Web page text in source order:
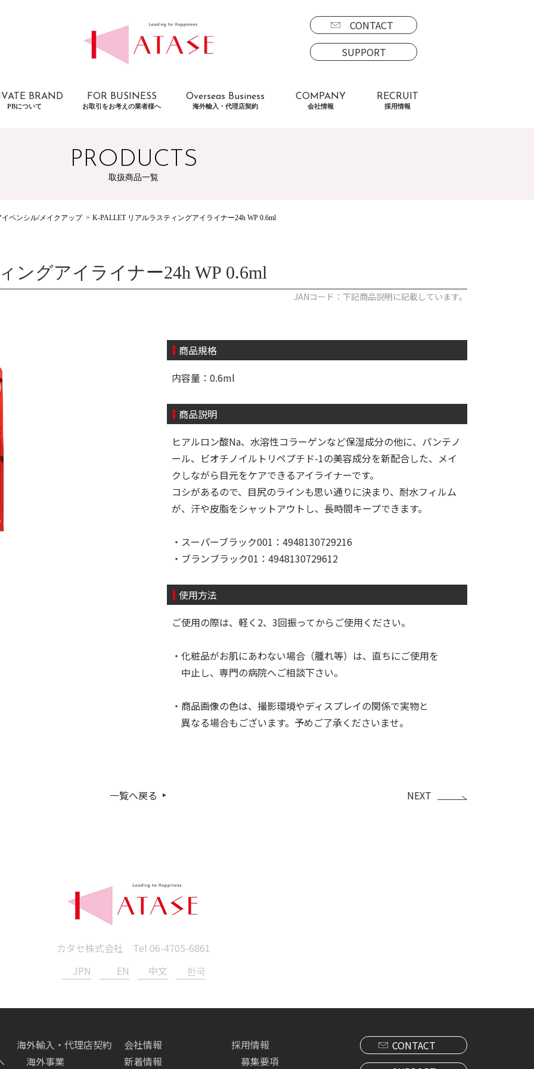
CONTACT
SUPPORT
BRAND
PBについて
FOR BUSINESS
お取引をお考えの業者様へ
Overseas Business
海外輸入・代理店契約
COMPANY
会社情報
RECRUIT
採用情報
PRODUCTS
取扱商品一覧
ペンシル/メイクアップ K-PALLET リアルラスティングアイライナー24h WP 0.6ml
ングアイライナー24h WP 0.6ml
JANコード：下記商品説明に記載しています。
商品規格
内容量：0.6ml
商品説明
ヒアルロン酸Na、水溶性コラーゲンなど保湿成分の他に、パンテノ
ール、ビオチノイルトリペプチド-1の美容成分を新配合した、メイ
クしながら目元をケアできるアイライナーです。
コシがあるので、目尻のラインも思い通りに決まり、耐水フィルム
が、汗や皮脂をシャットアウトし、長時間キープできます。
・スーパーブラック001：4948130729216
・ブランブラック01：4948130729612
使用方法
ご使用の際は、軽く2、3回振ってからご使用ください。
・化粧品がお肌にあわない場合（腫れ等）は、直ちにご使用を
中止し、専門の病院へご相談下さい。
・商品画像の色は、撮影環境やディスプレイの関係で実物と
異なる場合もございます。予めご了承くださいませ。
一覧へ戻る NEXT
カタセ株式会社 Tel 06-4705-6861
JPN
EN 中文 한국
海外輸入・代理店契約
海外事業
会社情報
新着情報
採用情報
募集要項
CONTACT